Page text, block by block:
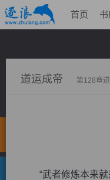
首页
道运成帝 第128章
“武者修炼本来就